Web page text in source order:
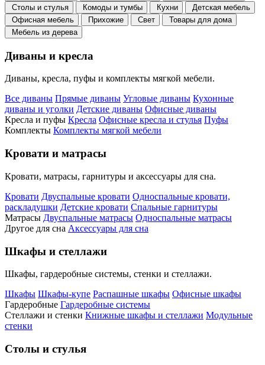
Столы и стулья
Комоды и тумбы Кухни
Детская мебель
Офисная мебель
Прихожие Свет
Товары для дома
Мебель из дерева
Диваны и кресла
Диваны, кресла, пуфы и комплекты мягкой мебели.
Все диваны Прямые диваны Угловые диваны Кухонные
диваны и уголки Детские диваны Офисные диваны
Кресла и пуфы Кресла Офисные кресла и стулья Пуфы
Комплекты Комплекты мягкой мебели
Кровати и матрасы
Кровати, матрасы, гарнитуры и аксессуары для сна.
Кровати Двуспальные кровати Односпальные кровати,
раскладушки Детские кровати Спальные гарнитуры
Матрасы Двуспальные матрасы Односпальные матрасы
Другое для сна Аксессуары для сна
Шкафы и стеллажи
Шкафы, гардеробные системы, стенки и стеллажи.
Шкафы Шкафы-купе Распашные шкафы Офисные шкафы
Гардеробные Гардеробные системы
Стеллажи и стенки Книжные шкафы и стеллажи Модульные
стенки
Столы и стулья